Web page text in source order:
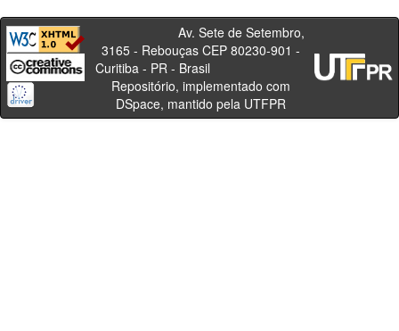
Av. Sete de Setembro,
3165 - Rebouças CEP 80230-901 -
Curitiba - PR - Brasil
Repositório, implementado com
DSpace, mantido pela UTFPR